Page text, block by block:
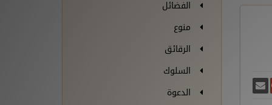
شارك على غوغل بلس
الفضائل
منوع
الرقائق
السلوك
الدعوة